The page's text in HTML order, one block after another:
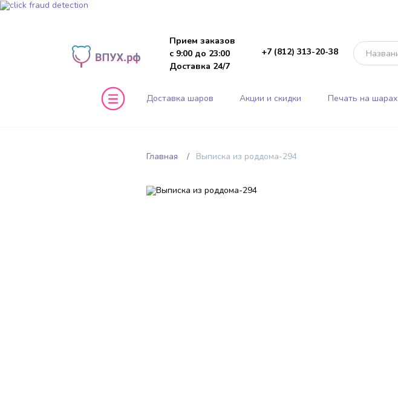
Прием заказов
с 9:00 до 23:00
Доставка 24/7
+7 (812) 313-20-38
Доставка шаров Акции и скидки Печать на шарах
Главная Выписка из роддома-294